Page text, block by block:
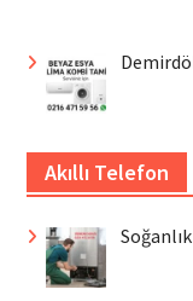
Akıllı Telefon